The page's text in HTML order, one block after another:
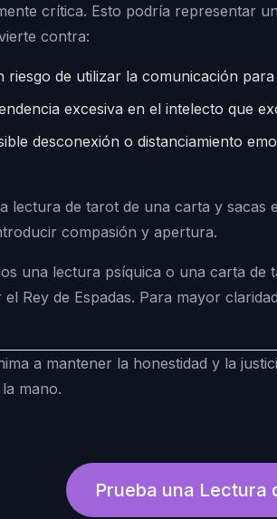
crítica. Esto podría representar
contra:
riesgo de utilizar la comunicación
excesiva en el intelecto que
desconexión o distanciamiento
lectura de tarot de una carta y
compasión y apertura.
una lectura psíquica o una carta
Rey de Espadas. Para mayor
a mantener la honestidad y la
mano.
Prueba una Lectura